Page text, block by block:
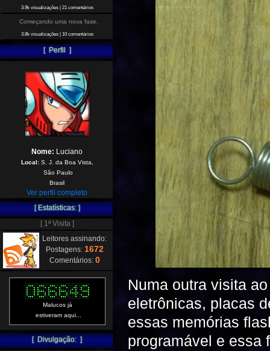
Numa outra visita
eletrônicas, placas
essas memórias
programável e essa
3.9k visualizações| 21 comentários
Começando uma nova fase.
3.8k visualizações| 10 comentários
[ Perfil ]
Nome: Luciano
Local:S. J. da Boa Vista,
São Paulo
Brasil
Ver perfil completo
[ Estatísticas: ]
[ 1ª Visita ]
Leitores assinando:
Postagens: 1672
Comentários: 0
Malucos já
estiveram aqui...
[ Divulgação: ]